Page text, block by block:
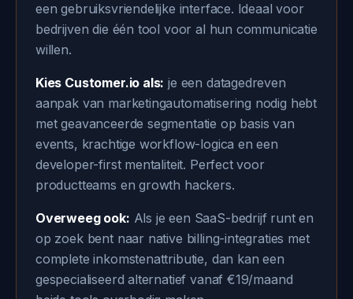
een gebruiksvriendelijke interface. Ideaal voor
bedrijven die één tool voor al hun communicatie
willen.
Kies Customer.io als: je een datagedreven
aanpak van marketingautomatisering nodig hebt
met geavanceerde segmentatie op basis van
events, krachtige workflow-logica en een
developer-first mentaliteit. Perfect voor
productteams en growth hackers.
Overweeg ook: Als je een SaaS-bedrijf runt en
op zoek bent naar native billing-integraties met
complete inkomstenattributie, dan kan een
gespecialiseerd alternatief vanaf €19/maand